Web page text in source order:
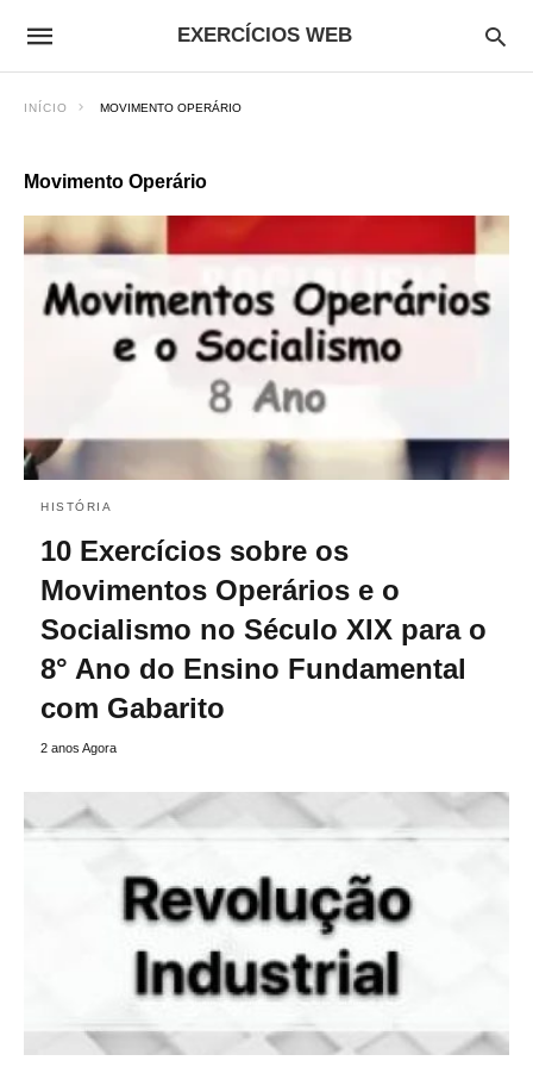
EXERCÍCIOS WEB
INÍCIO MOVIMENTO OPERÁRIO
Movimento Operário
HISTÓRIA
10 Exercícios sobre os
Movimentos Operários e o
Socialismo no Século XIX para o
8° Ano do Ensino Fundamental
com Gabarito
2 anos Agora